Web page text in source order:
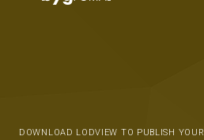
DOWNLOAD LODVIEW TO PUBLISH